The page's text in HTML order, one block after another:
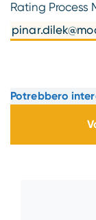
Rating Process
Potrebbero